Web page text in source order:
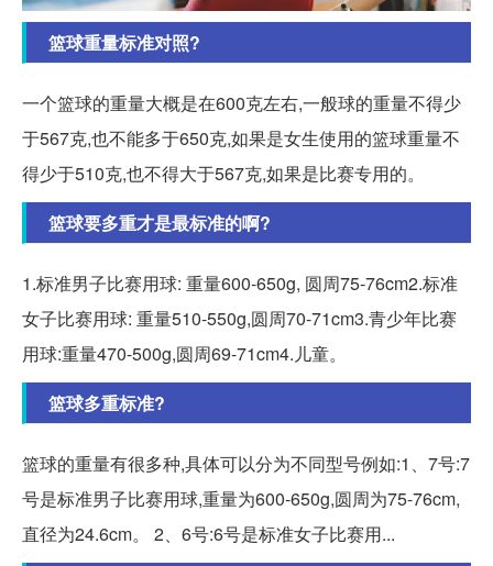
篮球重量标准对照?
一个篮球的重量大概是在600克左右,一般球的重量不得少
于567克,也不能多于650克,如果是女生使用的篮球重量不
得少于510克,也不得大于567克,如果是比赛专用的。
篮球要多重才是最标准的啊?
1.标准男子比赛用球: 重量600-650g, 圆周75-76cm2.标准
女子比赛用球: 重量510-550g,圆周70-71cm3.青少年比赛
用球:重量470-500g,圆周69-71cm4.儿童。
篮球多重标准?
篮球的重量有很多种,具体可以分为不同型号例如:1、7号:7
号是标准男子比赛用球,重量为600-650g,圆周为75-76cm,
直径为24.6cm。 2、6号:6号是标准女子比赛用...